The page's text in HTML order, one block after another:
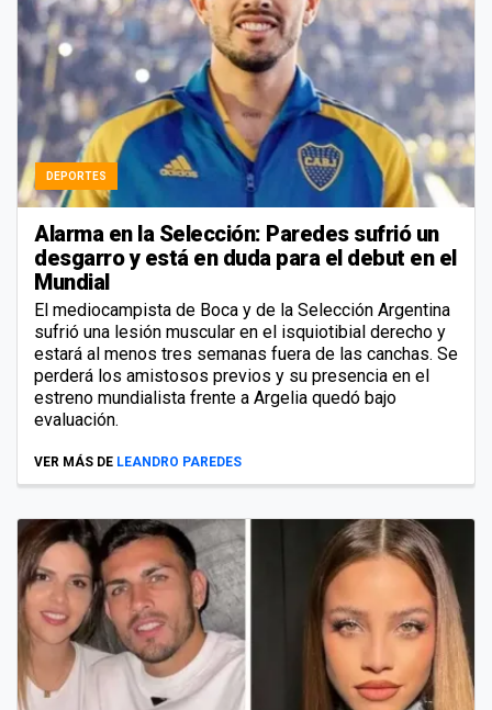
DEPORTES
Alarma en la Selección: Paredes sufrió un
desgarro y está en duda para el debut en el
Mundial
El mediocampista de Boca y de la Selección Argentina
sufrió una lesión muscular en el isquiotibial derecho y
estará al menos tres semanas fuera de las canchas. Se
perderá los amistosos previos y su presencia en el
estreno mundialista frente a Argelia quedó bajo
evaluación.
VER MÁS DE LEANDRO PAREDES